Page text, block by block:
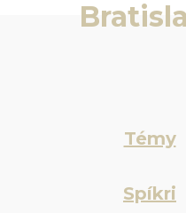
Témy
Spíkri